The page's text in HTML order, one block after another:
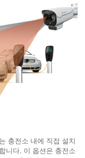
충전소 내에 직접 설치
니다. 이 옵션은 충전소